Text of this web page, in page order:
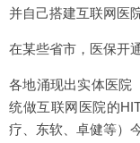
并自己搭建互联网医
在某些省市，医保开
各地涌现出实体医院
统做互联网医院的
疗、东软、卓健等）